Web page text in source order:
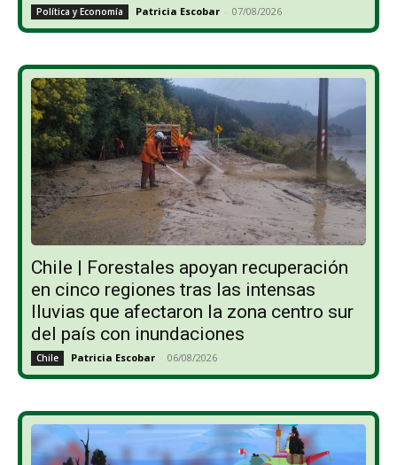
Política y Economía Patricia Escobar - 07/08/2026
Chile | Forestales apoyan recuperación
en cinco regiones tras las intensas
lluvias que afectaron la zona centro sur
del país con inundaciones
Chile Patricia Escobar - 06/08/2026